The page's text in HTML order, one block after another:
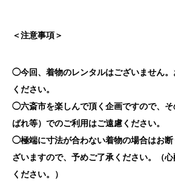
＜注意事項＞
◯今回、着物のレンタルはございません
ください。
◯六斎市を楽しんで頂く企画ですので、
ばれ等）でのご利用はご遠慮ください。
◯極端に寸法が合わない着物の場合はお
ざいますので、予めご了承ください。（
ください。）